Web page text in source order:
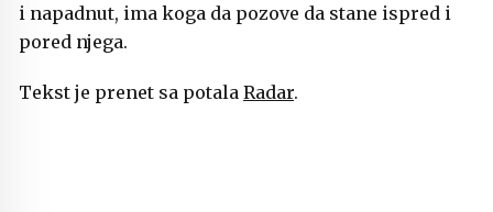
i napadnut, ima koga da pozove da stane ispred i
pored njega.
Tekst je prenet sa potala Radar.